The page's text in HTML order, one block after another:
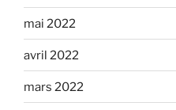
mai 2022
avril 2022
mars 2022